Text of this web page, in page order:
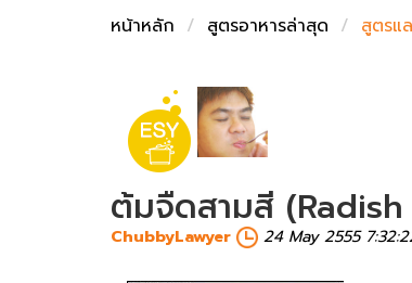
หน้าหลัก สูตรอาหารล่าสุด สูตรแ
ต้มจืดสามสี
ChubbyLawyer 24 May 2555